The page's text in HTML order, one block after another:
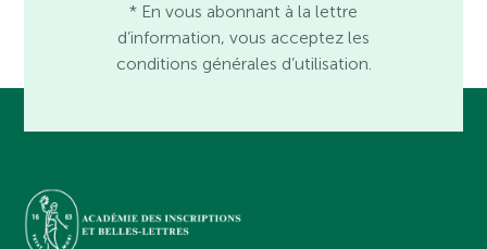
* En vous abonnant à la lettre
d’information, vous acceptez les
conditions générales d’utilisation.